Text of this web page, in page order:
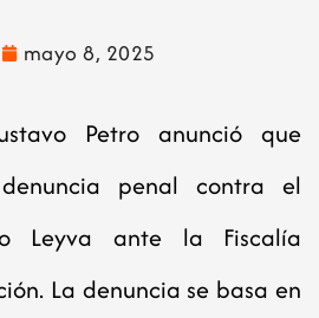
mayo 8, 2025
Petro anunció que
penal contra el
Leyva ante la Fiscalía
La denuncia se basa en